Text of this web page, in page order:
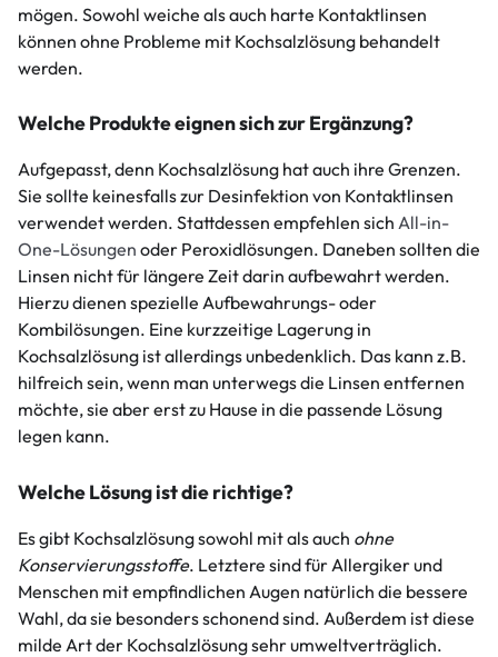
mögen. Sowohl weiche als auch harte Kontaktlinsen
können ohne Probleme mit Kochsalzlösung behandelt
werden.
Welche Produkte eignen sich zur Ergänzung?
Aufgepasst, denn Kochsalzlösung hat auch ihre Grenzen.
Sie sollte keinesfalls zur Desinfektion von Kontaktlinsen
verwendet werden. Stattdessen empfehlen sich All-in-
One-Lösungen oder Peroxidlösungen. Daneben sollten die
Linsen nicht für längere Zeit darin aufbewahrt werden.
Hierzu dienen spezielle Aufbewahrungs- oder
Kombilösungen. Eine kurzzeitige Lagerung in
Kochsalzlösung ist allerdings unbedenklich. Das kann z.B.
hilfreich sein, wenn man unterwegs die Linsen entfernen
möchte, sie aber erst zu Hause in die passende Lösung
legen kann.
Welche Lösung ist die richtige?
Es gibt Kochsalzlösung sowohl mit als auch ohne
Konservierungsstoffe. Letztere sind für Allergiker und
Menschen mit empfindlichen Augen natürlich die bessere
Wahl, da sie besonders schonend sind. Außerdem ist diese
milde Art der Kochsalzlösung sehr umweltverträglich.